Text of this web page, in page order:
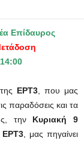
Επίδαυρος
της ΕΡΤ3 , που μας
παραδόσεις και τα
την Κυριακή 9
ΕΡΤ3, μας πηγαίνει